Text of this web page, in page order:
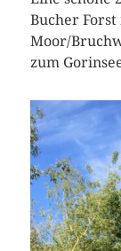
Bucher
Moor/
zum